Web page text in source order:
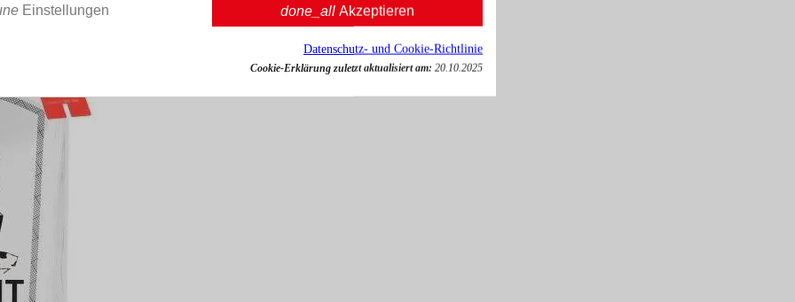
Einstellungen done_all Akzeptieren
Datenschutz- und Cookie-Richtlinie
Cookie-Erklärung zuletzt aktualisiert am: 20.10.2025